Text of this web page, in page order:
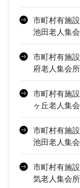
市町村有施
池田老人集
市町村有施
府老人集会所
市町村有施
ヶ丘老人集
市町村有施
池田老人集
市町村有施
気老人集会所